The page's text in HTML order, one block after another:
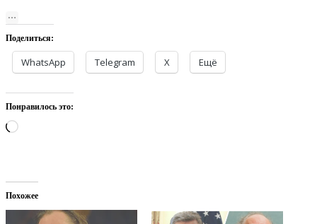
Поделиться:
WhatsApp Telegram X Ещё
Понравилось это:
Загрузка…
Похожее